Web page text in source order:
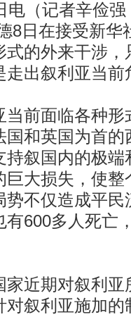
（记者辛俭
8日在接受新华
式的外来干涉，
走出叙利亚当前
前面临各种形
和英国为首的
持叙国内的极
巨大损失，使
不仅造成平民
有600多人死亡
近期对叙利亚
叙利亚施加的